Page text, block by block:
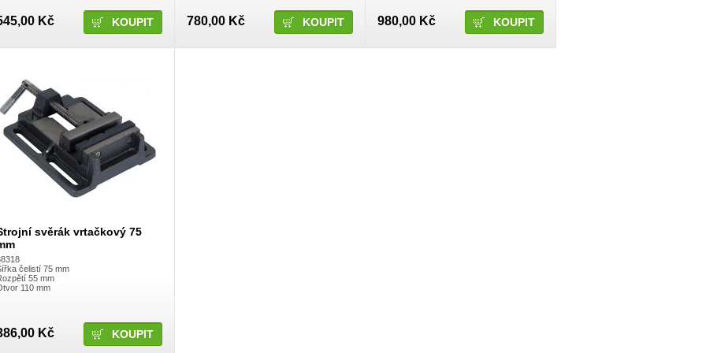
Kč 780,00 Kč 980,00 Kč
svěrák vrtačkový 75
čelistí 75 mm
55 mm
110 mm
Kč